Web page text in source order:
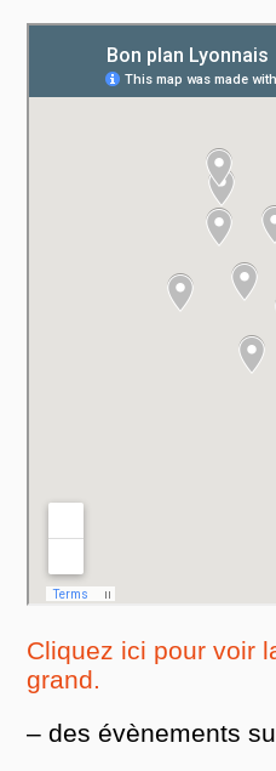
Cliquez ici pour voir
grand.
– des évènements